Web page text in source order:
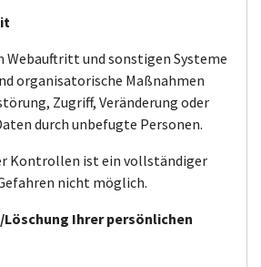
Webauftritt und sonstigen Systeme
organisatorische Maßnahmen
Zugriff, Veränderung oder
durch unbefugte Personen.
Kontrollen ist ein vollständiger
nicht möglich.
Ihrer persönlichen